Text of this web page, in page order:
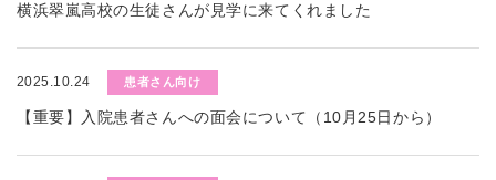
横浜翠嵐高校の生徒さんが見学に来てくれました
2025.10.24 患者さん向け
【重要】入院患者さんへの面会について（10月25日から）